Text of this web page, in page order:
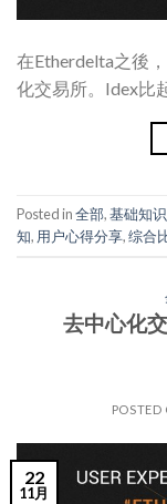
在Etherdelta之後
化交易所。Idex比
Posted in全部,基础知识
知, 用户心得分享,综合
去中心化
POSTED
22
11月